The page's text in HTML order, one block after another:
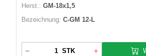
Herst.: GM-18x1,5
Bezeichnung: C-GM 12-L
STK